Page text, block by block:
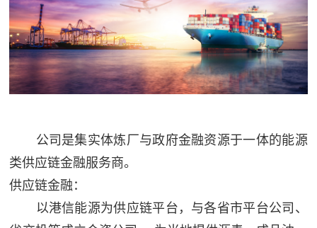
公司是集实体炼厂与政府金融资源于一体的能源
类供应链金融服务商。
供应链金融：
以港信能源为供应链平台，与各省市平台公司、